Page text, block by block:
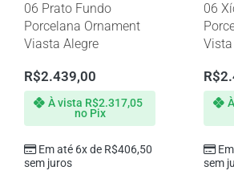
06 Prato Fundo
Porcelana Ornament
Viasta Alegre
R$2.439,00
Em até 6x de R$406,50
sem juros
À vista R$2.317,05
no Pix
06
R$
sem